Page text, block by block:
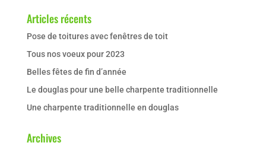
Articles récents
Pose de toitures avec fenêtres de toit
Tous nos voeux pour 2023
Belles fêtes de fin d’année
Le douglas pour une belle charpente traditionnelle
Une charpente traditionnelle en douglas
Archives